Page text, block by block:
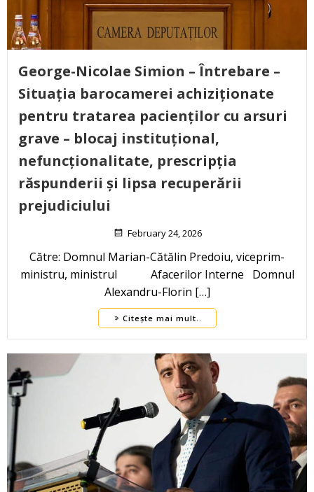
George-Nicolae Simion – Întrebare –
Situația barocamerei achiziționate
pentru tratarea pacienților cu arsuri
grave – blocaj instituțional,
nefuncționalitate, prescripția
răspunderii și lipsa recuperării
prejudiciului
February 24, 2026
Către: Domnul Marian-Cătălin Predoiu, viceprim-
ministru, ministrul Afacerilor Interne Domnul
Alexandru-Florin […]
Citește mai mult..